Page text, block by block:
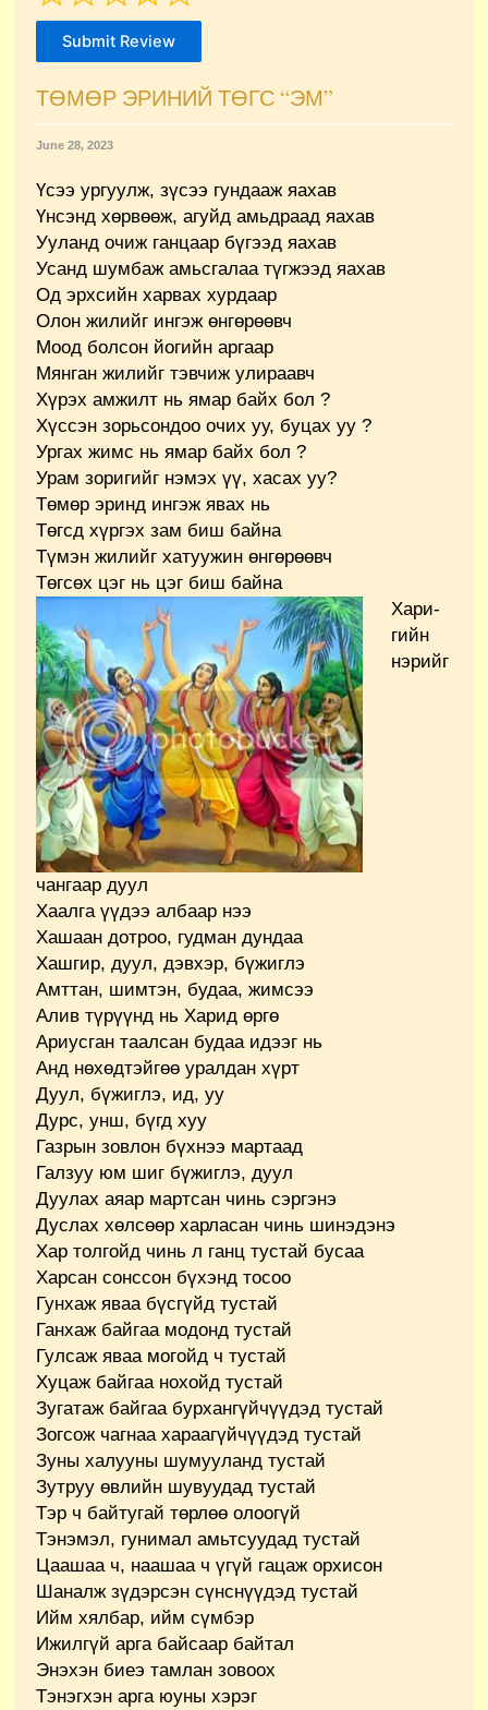
Submit Review
ТӨМӨР ЭРИНИЙ ТӨГС “ЭМ”
June 28, 2023
Үсээ ургуулж, зүсээ гундааж яахав
Үнсэнд хөрвөөж, агуйд амьдраад яахав
Ууланд очиж ганцаар бүгээд яахав
Усанд шумбаж амьсгалаа түгжээд яахав
Од эрхсийн харвах хурдаар
Олон жилийг ингэж өнгөрөөвч
Моод болсон йогийн аргаар
Мянган жилийг тэвчиж улираавч
Хүрэх амжилт нь ямар байх бол ?
Хүссэн зорьсондоо очих уу, буцах уу ?
Ургах жимс нь ямар байх бол ?
Урам зоригийг нэмэх үү, хасах уу?
Төмөр эринд ингэж явах нь
Төгсд хүргэх зам биш байна
Түмэн жилийг хатуужин өнгөрөөвч
Төгсөх цэг нь цэг биш байна
Хари-
гийн
нэрийг
чангаар дуул
Хаалга үүдээ албаар нээ
Хашаан дотроо, гудман дундаа
Хашгир, дуул, дэвхэр, бүжиглэ
Амттан, шимтэн, будаа, жимсээ
Алив түрүүнд нь Харид өргө
Ариусган таалсан будаа идээг нь
Анд нөхөдтэйгөө уралдан хүрт
Дуул, бүжиглэ, ид, уу
Дурс, унш, бүгд хуу
Газрын зовлон бүхнээ мартаад
Галзуу юм шиг бүжиглэ, дуул
Дуулах аяар мартсан чинь сэргэнэ
Дуслах хөлсөөр харласан чинь шинэдэнэ
Хар толгойд чинь л ганц тустай бусаа
Харсан сонссон бүхэнд тосоо
Гунхаж яваа бүсгүйд тустай
Ганхаж байгаа модонд тустай
Гулсаж яваа могойд ч тустай
Хуцаж байгаа нохойд тустай
Зугатаж байгаа бурхангүйчүүдэд тустай
Зогсож чагнаа хараагүйчүүдэд тустай
Зуны халууны шумууланд тустай
Зутруу өвлийн шувуудад тустай
Тэр ч байтугай төрлөө олоогүй
Тэнэмэл, гунимал амьтсуудад тустай
Цаашаа ч, наашаа ч үгүй гацаж орхисон
Шаналж зүдэрсэн сүнснүүдэд тустай
Ийм хялбар, ийм сүмбэр
Ижилгүй арга байсаар байтал
Энэхэн биеэ тамлан зовоох
Тэнэгхэн арга юуны хэрэг